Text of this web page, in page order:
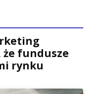
że fundusze
rynku